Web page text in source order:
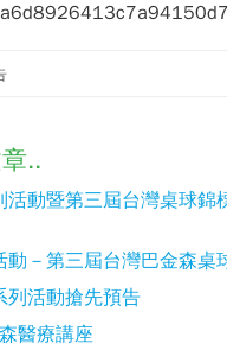
..
動暨第三屆台灣桌球錦
－第三屆台灣巴金森桌
活動搶先預告
醫療講座